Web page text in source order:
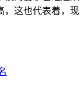
，这也代表着，现